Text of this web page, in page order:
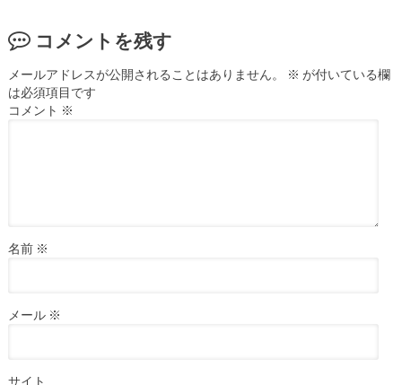
コメントを残す
メールアドレスが公開されることはありません。 ※ が付いている欄
は必須項目です
コメント ※
名前 ※
メール ※
サイト